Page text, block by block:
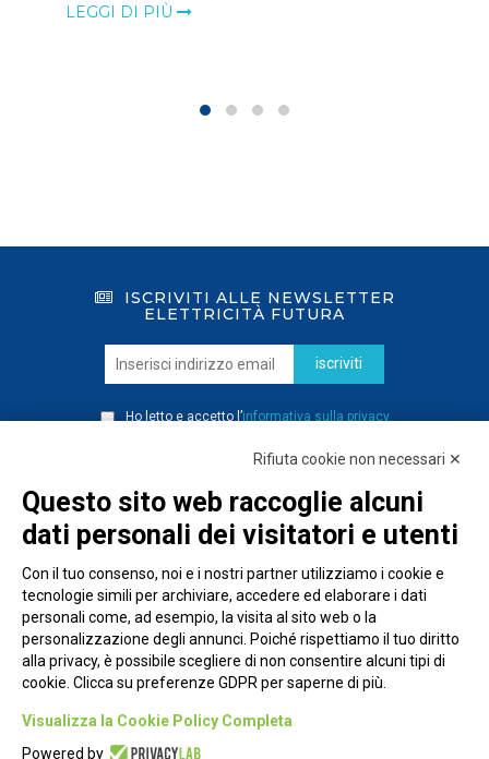
LEGGI DI PIÙ
ISCRIVITI ALLE NEWSLETTER
ELETTRICITÀ FUTURA
iscriviti
Ho letto e accetto l’informativa sulla privacy
Piazza Alessandria, 24 - 00198 Roma
Privacy Policy
Rifiuta cookie non necessari ✕
Questo sito web raccoglie alcuni
dati personali dei visitatori e utenti
Con il tuo consenso, noi e i nostri partner utilizziamo i cookie e
tecnologie simili per archiviare, accedere ed elaborare i dati
personali come, ad esempio, la visita al sito web o la
personalizzazione degli annunci. Poiché rispettiamo il tuo diritto
alla privacy, è possibile scegliere di non consentire alcuni tipi di
cookie. Clicca su preferenze GDPR per saperne di più.
Visualizza la Cookie Policy Completa
Powered by